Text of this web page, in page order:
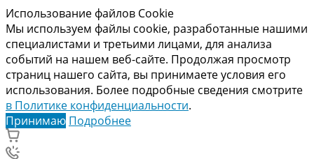
Использование файлов Cookie
Мы используем файлы cookie, разработанные нашими
специалистами и третьими лицами, для анализа
событий на нашем веб-сайте. Продолжая просмотр
страниц нашего сайта, вы принимаете условия его
использования. Более подробные сведения смотрите
в Политике конфиденциальности.
Принимаю Подробнее